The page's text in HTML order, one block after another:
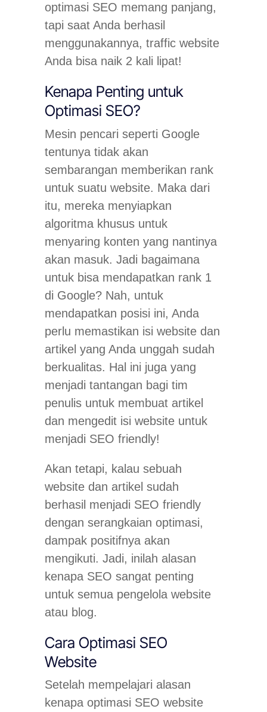
optimasi SEO memang panjang,
tapi saat Anda berhasil
menggunakannya, traffic website
Anda bisa naik 2 kali lipat!
Kenapa Penting untuk
Optimasi SEO?
Mesin pencari seperti Google
tentunya tidak akan
sembarangan memberikan rank
untuk suatu website. Maka dari
itu, mereka menyiapkan
algoritma khusus untuk
menyaring konten yang nantinya
akan masuk. Jadi bagaimana
untuk bisa mendapatkan rank 1
di Google? Nah, untuk
mendapatkan posisi ini, Anda
perlu memastikan isi website dan
artikel yang Anda unggah sudah
berkualitas. Hal ini juga yang
menjadi tantangan bagi tim
penulis untuk membuat artikel
dan mengedit isi website untuk
menjadi SEO friendly!
Akan tetapi, kalau sebuah
website dan artikel sudah
berhasil menjadi SEO friendly
dengan serangkaian optimasi,
dampak positifnya akan
mengikuti. Jadi, inilah alasan
kenapa SEO sangat penting
untuk semua pengelola website
atau blog.
Cara Optimasi SEO
Website
Setelah mempelajari alasan
kenapa optimasi SEO website